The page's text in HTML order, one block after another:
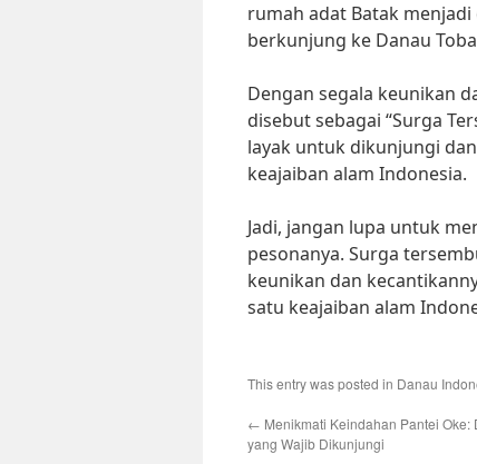
rumah adat Batak
berkunjung ke Danau
Dengan segala keunikan
disebut sebagai “Surga
layak untuk dikunjungi
keajaiban alam Indonesia.
Jadi, jangan lupa untuk
pesonanya. Surga
keunikan dan
satu keajaiban alam
This entry was posted in Danau
← Menikmati Keindahan Pantei Oke:
yang Wajib Dikunjungi